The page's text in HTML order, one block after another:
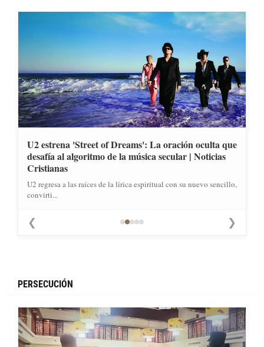
U2 estrena 'Street of Dreams': La oración oculta que
desafía al algoritmo de la música secular | Noticias
Cristianas
U2 regresa a las raíces de la lírica espiritual con su nuevo sencillo,
convirti...
❮ ❯
PERSECUCIÓN